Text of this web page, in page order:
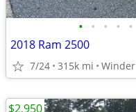
• • • • •
2018 Ram 2500
7/24 315k mi Winder
$2,950